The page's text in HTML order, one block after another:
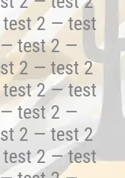
2 — test
test 2 —
2 — test 2
2 — test
test 2 —
2 — test 2
2 — test